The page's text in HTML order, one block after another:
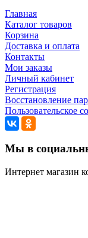
Главная
Каталог товаров
Корзина
Доставка и оплата
Контакты
Мои заказы
Личный кабинет
Регистрация
Восстановление
Пользовательское
Мы в
Интернет магазин